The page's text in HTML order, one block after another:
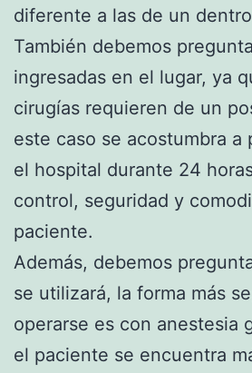
diferente a las de un
También debemos
ingresadas en el lugar, ya
cirugías requieren de un
este caso se acostumbra a
el hospital durante 24
control, seguridad y
paciente.
Además, debemos
se utilizará, la forma más
operarse es con anestesia
el paciente se encuentra